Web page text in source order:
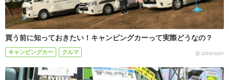
買う前に知っておきたい！キャンピングカーって実際どうなの？
キャンピングカー クルマ 2020/10/07